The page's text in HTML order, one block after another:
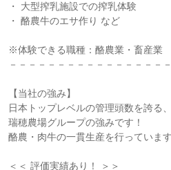
・ 大型搾乳施設での搾乳体験
・ 酪農牛のエサ作り など
※体験できる職種：酪農業・畜産業
－－－－－－－－－－－－－－－－
【当社の強み】
日本トップレベルの管理頭数を誇る、
瑞穂農場グループの強みです！
酪農・肉牛の一貫生産を行っています
＜＜ 評価実績あり！ ＞＞